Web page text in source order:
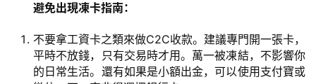
避免出現凍卡指南：
不要拿工資卡之類來做C2C收款。建議專門開一張卡，
平時不放錢，只有交易時才用。萬一被凍結，不影響你
的日常生活。還有如果是小額出金，可以使用支付寶或